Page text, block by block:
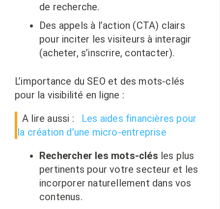
de recherche.
Des appels à l’action (CTA) clairs
pour inciter les visiteurs à interagir
(acheter, s’inscrire, contacter).
L’importance du SEO et des mots-clés
pour la visibilité en ligne :
A lire aussi :
Les aides financières pour
la création d’une micro-entreprise
Rechercher les mots-clés les plus
pertinents pour votre secteur et les
incorporer naturellement dans vos
contenus.